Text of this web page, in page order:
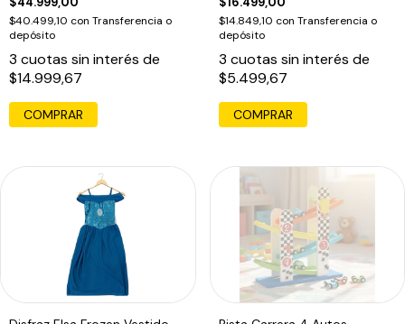
$40.499,10 con Transferencia o
depósito
3 cuotas sin interés de
$14.999,67
$14.849,10 con Transferencia o
depósito
3 cuotas sin interés de
$5.499,67